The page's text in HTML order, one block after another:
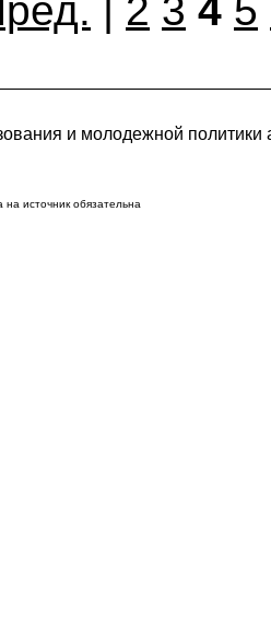
| 2 3 4 5
и молодежной
источник обязательна